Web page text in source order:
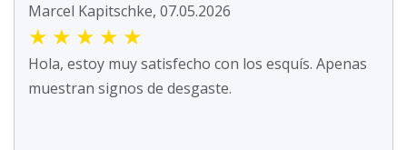
Marcel Kapitschke, 07.05.2026
★ ★ ★ ★ ★
Hola, estoy muy satisfecho con los esquís. Apenas
muestran signos de desgaste.